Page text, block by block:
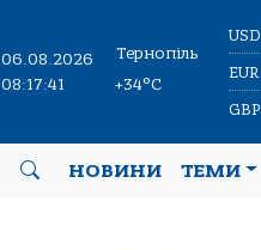
06.08.2026
08:17:42
Тернопіль
+34°C
USD
EUR
GBP
НОВИНИ ТЕМИ